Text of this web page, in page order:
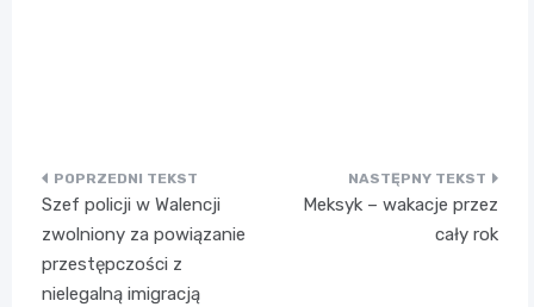
Nawigacja
wpisu
Szef policji w Walencji
zwolniony za powiązanie
przestępczości z
nielegalną imigracją
Meksyk – wakacje przez
cały rok